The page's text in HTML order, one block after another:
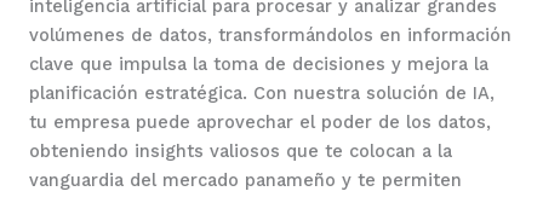
inteligencia artificial para procesar y analizar grandes
volúmenes de datos, transformándolos en información
clave que impulsa la toma de decisiones y mejora la
planificación estratégica. Con nuestra solución de IA,
tu empresa puede aprovechar el poder de los datos,
obteniendo insights valiosos que te colocan a la
vanguardia del mercado panameño y te permiten